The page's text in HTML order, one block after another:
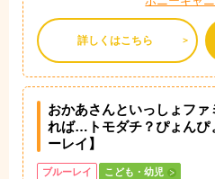
詳しくはこちら
おかあさんといっしょフ
れば…トモダチ？ぴょんぴ
ーレイ】
ブルーレイ こども・幼児